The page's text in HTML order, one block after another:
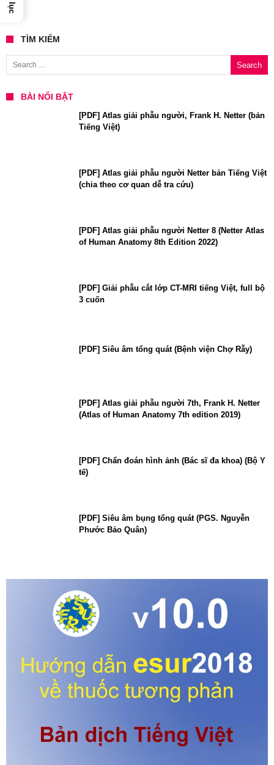
TÌM KIẾM
Search for:
BÀI NỔI BẬT
[PDF] Atlas giải phẫu người, Frank H. Netter (bản
Tiếng Việt)
[PDF] Atlas giải phẫu người Netter bản Tiếng Việt
(chia theo cơ quan dễ tra cứu)
[PDF] Atlas giải phẫu người Netter 8 (Netter Atlas
of Human Anatomy 8th Edition 2022)
[PDF] Giải phẫu cắt lớp CT-MRI tiếng Việt, full bộ
3 cuốn
[PDF] Siêu âm tổng quát (Bệnh viện Chợ Rẫy)
[PDF] Atlas giải phẫu người 7th, Frank H. Netter
(Atlas of Human Anatomy 7th edition 2019)
[PDF] Chẩn đoán hình ảnh (Bác sĩ đa khoa) (Bộ Y
tế)
[PDF] Siêu âm bụng tổng quát (PGS. Nguyễn
Phước Bảo Quân)